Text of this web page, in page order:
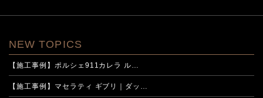
NEW TOPICS
【施工事例】ポルシェ911カレラ ル…
【施工事例】マセラティ ギブリ｜ダッ…